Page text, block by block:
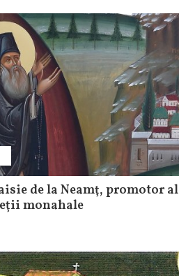
de la Neamţ, promotor al
monahale